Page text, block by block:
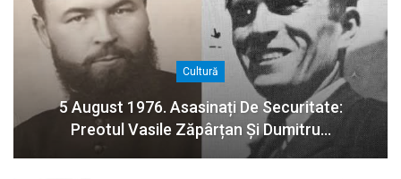
Cultură
5 August 1976. Asasinați De Securitate:
Preotul Vasile Zăpârțan Și Dumitru…